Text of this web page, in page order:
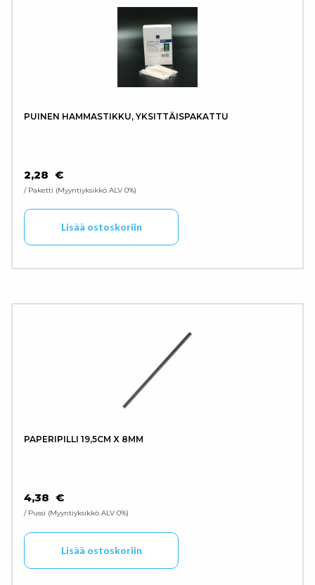
PUINEN HAMMASTIKKU, YKSITTÄISPAKATTU
2,28 €
/ Paketti Myyntiyksikkö ALV 0%
Lisää ostoskoriin
PAPERIPILLI 19,5CM X 8MM
4,38 €
/ Pussi Myyntiyksikkö ALV 0%
Lisää ostoskoriin